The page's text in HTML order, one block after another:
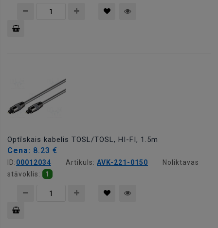
Optīskais kabelis TOSL/TOSL, HI-FI, 1.5m
Cena: 8.23 €
ID:00012034 Artikuls: AVK-221-0150
Noliktavas
stāvoklis:
1